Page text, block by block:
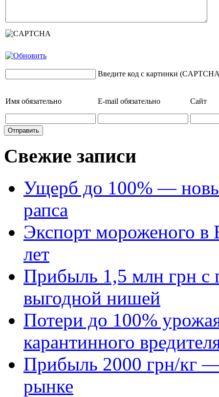
Введите код с картинки
Имя обязательно E-mail обязательно Сайт
Свежие записи
Ущерб до 100% —
рапса
Экспорт мороженого в
лет
Прибыль 1,5 млн грн с
выгодной нишей
Потери до 100%
карантинного
Прибыль 2000 грн/кг —
рынке